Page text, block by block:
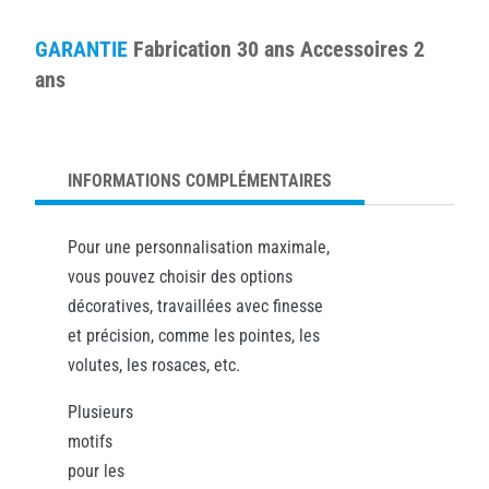
GARANTIE Fabrication 30 ans Accessoires 2
ans
INFORMATIONS COMPLÉMENTAIRES
Pour une personnalisation maximale,
vous pouvez choisir des options
décoratives, travaillées avec finesse
et précision, comme les pointes, les
volutes, les rosaces, etc.
Plusieurs
motifs
pour les